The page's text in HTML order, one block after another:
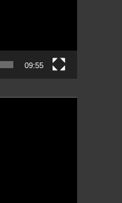
09:55